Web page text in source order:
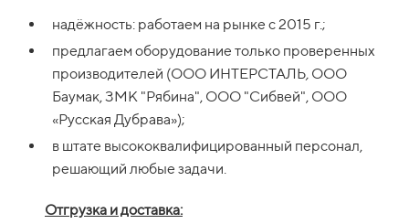
надёжность: работаем на рынке с 2015 г.;
предлагаем оборудование только проверенных
производителей (ООО ИНТЕРСТАЛЬ, ООО
Баумак, ЗМК "Рябина", ООО "Сибвей", ООО
«Русская Дубрава»);
в штате высококвалифицированный персонал,
решающий любые задачи.
Отгрузка и доставка: